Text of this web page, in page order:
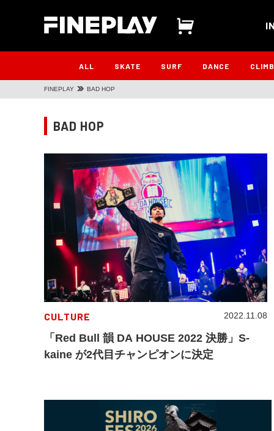
ALL SKATE SURF DANCE CLIMB
FINEPLAY BAD HOP
BAD HOP
CULTURE
「Red Bull 韻 DA HOUSE 2022 決勝」S-
kaine が2代目チャンピオンに決定
2022.11.08